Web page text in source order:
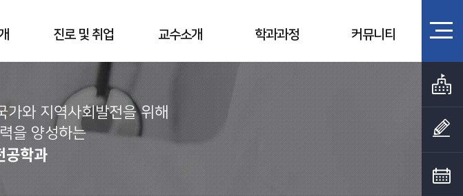
진로 및 취업 교수소개 학과과정 커뮤니티
가와 지역사회발전을 위해
을 양성하는
공학과